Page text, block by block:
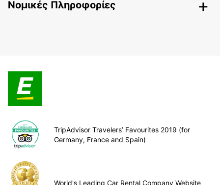
Nομικές Πληροφορίες
TripAdvisor Travelers’ Favourites 2019 (for
Germany, France and Spain)
World's Leading Car Rental Company Website